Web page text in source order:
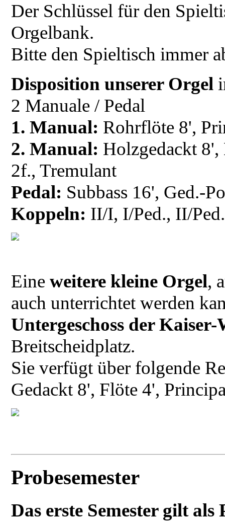
Der Schlüssel für den
Orgelbank.
Bitte den Spieltisch immer
Disposition unserer Orgel
2 Manuale / Pedal
1. Manual: Rohrflöte 8',
2. Manual: Holzgedackt
2f., Tremulant
Pedal: Subbass 16', Ged.-
Koppeln: II/I, I/Ped., II/Ped.
Eineweitere kleine Orgel,
auch unterrichtet werden
Untergeschoss der
Breitscheidplatz.
Sie verfügt über folgende
Gedackt 8', Flöte 4',
Probesemester
Das erste Semester gilt als